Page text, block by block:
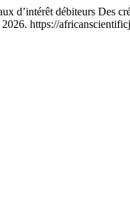
débiteurs Des
https://